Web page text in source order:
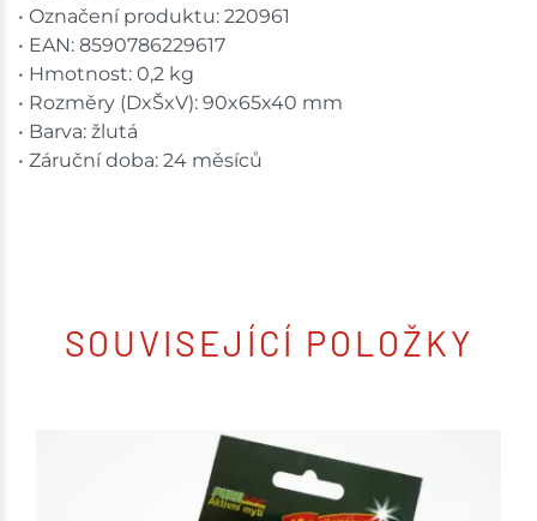
• Označení produktu: 220961
• EAN: 8590786229617
• Hmotnost: 0,2 kg
• Rozměry (DxŠxV): 90x65x40 mm
• Barva: žlutá
• Záruční doba: 24 měsíců
SOUVISEJÍCÍ POLOŽKY